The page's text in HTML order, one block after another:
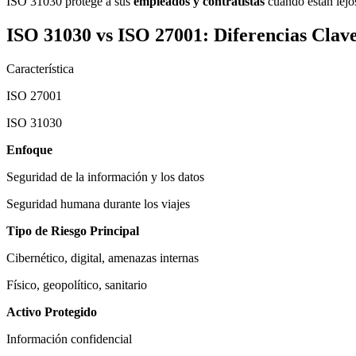
ISO 31030 vs ISO 27001: Diferencias
Característica
ISO 27001
ISO 31030
Enfoque
Seguridad de la información y los datos
Seguridad humana durante los viajes
Tipo de Riesgo Principal
Cibernético, digital, amenazas internas
Físico, geopolítico, sanitario
Activo Protegido
Información confidencial